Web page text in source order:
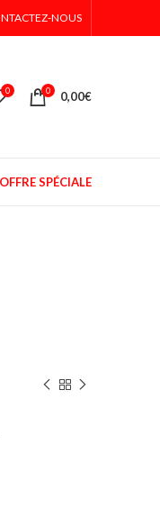
NOUS
0 0 0,00€
OFFRE SPÉCIALE